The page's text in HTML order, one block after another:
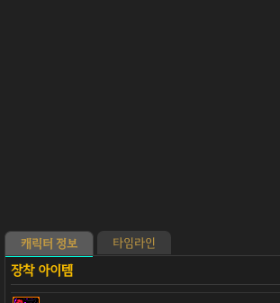
캐릭터 정보 타임라인